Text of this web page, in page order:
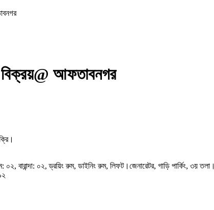
আফতাবনগর
বারান্দা: ০২, ড্রয়িং রুম, ডাইনিং রুম, লিফট।জেনারেটর, গাড়ি পার্কিং, ৩য় তলা।